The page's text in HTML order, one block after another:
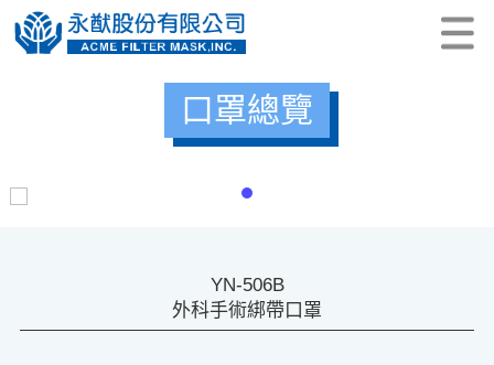
口罩總覽
YN-506B
外科手術綁帶口罩